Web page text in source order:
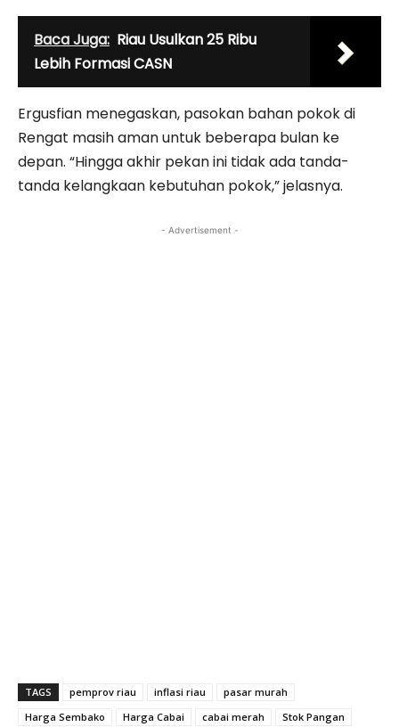
Baca Juga: Riau Usulkan 25 Ribu
Lebih Formasi CASN
Ergusfian menegaskan, pasokan bahan pokok di
Rengat masih aman untuk beberapa bulan ke
depan. “Hingga akhir pekan ini tidak ada tanda-
tanda kelangkaan kebutuhan pokok,” jelasnya.
- Advertisement -
TAGS pemprov riau inflasi riau
pasar murah
Harga Sembako
Harga Cabai cabai merah
Stok Pangan